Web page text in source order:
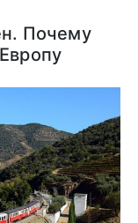
Почему